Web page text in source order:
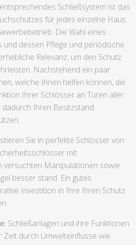
Schließsystem ist das
für jedes einzelne Haus
Die Wahl eines
und dessen Pflege und periodische
Relevanz, um den Schutz
Nachstehend ein paar
welche Ihnen helfen können, die
Ihrer Schlösser an Türen aller
Ihren Besitzstand
Sie in perfekte Schlösser von
mit
versuchten Manipulationen sowie
besser stand. Ein gutes
Investition in Ihre Ihren Schutz
Schließanlagen und ihre Funktionen
Zeit durch Umwelteinflüsse wie